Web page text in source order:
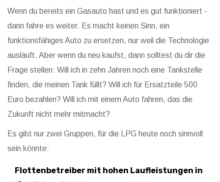
Wenn du bereits ein Gasauto hast und es gut funktioniert -
dann fahre es weiter. Es macht keinen Sinn, ein
funktionsfähiges Auto zu ersetzen, nur weil die Technologie
ausläuft. Aber wenn du neu kaufst, dann solltest du dir die
Frage stellen: Will ich in zehn Jahren noch eine Tankstelle
finden, die meinen Tank füllt? Will ich für Ersatzteile 500
Euro bezahlen? Will ich mit einem Auto fahren, das die
Zukunft nicht mehr mitmacht?
Es gibt nur zwei Gruppen, für die LPG heute noch sinnvoll
sein könnte:
Flottenbetreiber mit hohen Laufleistungen in